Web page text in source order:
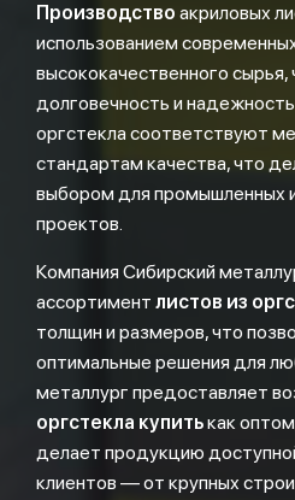
Производство акриловых
использованием
высококачественного сырья,
долговечность и
оргстекла соответствуют
стандартам качества, что
выбором для промышленных
проектов.
Компания Сибирский
ассортимент листов из
толщин и размеров, что
оптимальные решения для
металлург предоставляет
оргстекла купитькак
делает продукцию
клиентов — от крупных